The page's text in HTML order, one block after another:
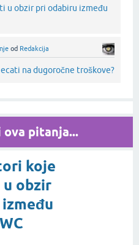
u obzir pri odabiru između
od Redakcija
na dugoročne troškove?
ova pitanja...
koje
obzir